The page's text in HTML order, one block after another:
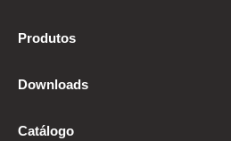
Produtos
Downloads
Catálogo